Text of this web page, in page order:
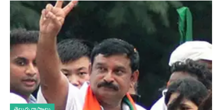
తెలుగు రాష్ట్రాలు